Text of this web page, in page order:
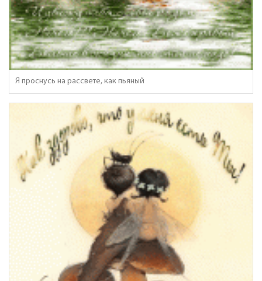
Я проснусь на рассвете, как пьяный